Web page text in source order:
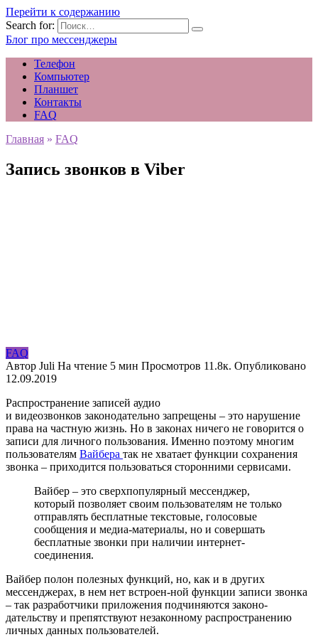
Перейти к содержанию
Search for:
Блог про мессенджеры
Телефон
Компьютер
Планшет
Контакты
FAQ
Главная » FAQ
Запись звонков в Viber
FAQ
Автор Juli На чтение 5 мин Просмотров 11.8к. Опубликовано
12.09.2019
Распространение записей аудио
и видеозвонков законодательно запрещены – это нарушение
права на частную жизнь. Но в законах ничего не говорится о
записи для личного пользования. Именно поэтому многим
пользователям Вайбера так не хватает функции сохранения
звонка – приходится пользоваться сторонними сервисами.
Вайбер – это сверхпопулярный мессенджер,
который позволяет своим пользователям не только
отправлять бесплатные текстовые, голосовые
сообщения и медиа-материалы, но и совершать
бесплатные звонки при наличии интернет-
соединения.
Вайбер полон полезных функций, но, как и в других
мессенджерах, в нем нет встроен-ной функции записи звонка
– так разработчики приложения подчиняются законо-
дательству и препятствуют незаконному распространению
личных данных пользователей.